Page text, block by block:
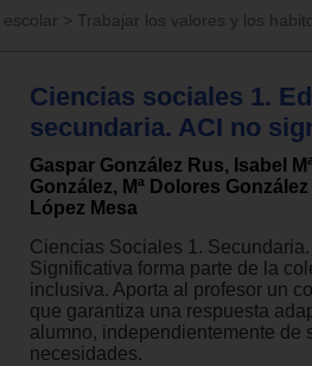
> Trabajar los valores y los
Ciencias sociales 1.
secundaria. ACI no
Gaspar González Rus, Isabel
González, Mª Dolores
López Mesa
Ciencias Sociales 1.
Significativa forma parte de la
inclusiva. Aporta al profesor un
que garantiza una respuesta
alumno, independientemente de
necesidades.